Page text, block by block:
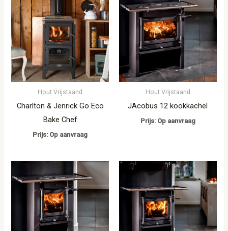
Hout Vrijstaand
Charlton & Jenrick Go Eco
Bake Chef
Prijs: Op aanvraag
Hout Vrijstaand
JAcobus 12 kookkachel
Prijs: Op aanvraag